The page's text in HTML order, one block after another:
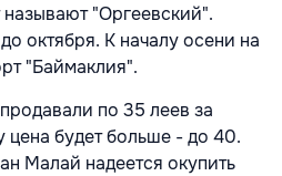
"Оргеевский".
октября. К началу осени на
"Баймаклия".
по 35 леев за
цена будет больше - до 40.
Малай надеется окупить